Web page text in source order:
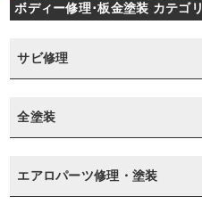
ボディー修理･板金塗装 カテゴリ
サビ修理
全塗装
エアロパーツ修理・塗装